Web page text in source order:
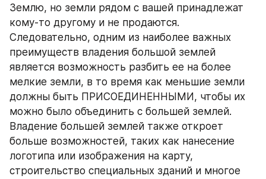
Землю, но земли рядом с вашей принадлежат
кому-то другому и не продаются.
Следовательно, одним из наиболее важных
преимуществ владения большой землей
является возможность разбить ее на более
мелкие земли, в то время как меньшие земли
должны быть ПРИСОЕДИНЕННЫМИ, чтобы их
можно было объединить с большей землей.
Владение большей землей также откроет
больше возможностей, таких как нанесение
логотипа или изображения на карту,
строительство специальных зданий и многое